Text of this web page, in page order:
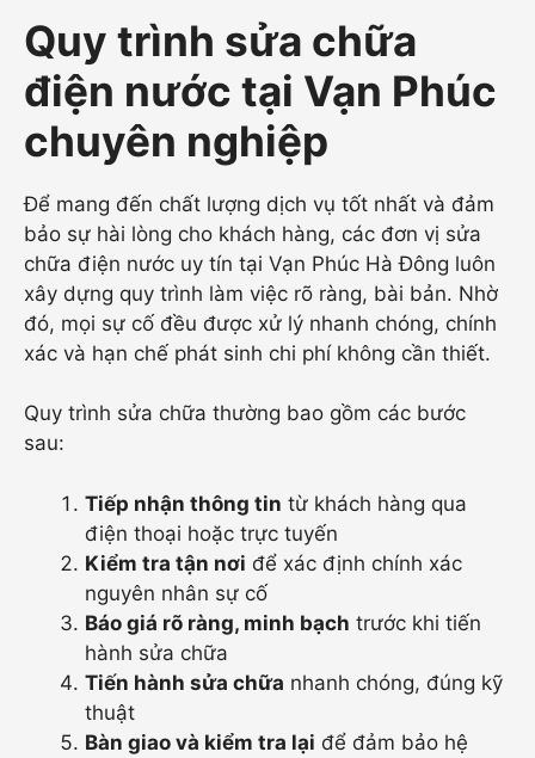
Quy trình sửa chữa
điện nước tại Vạn Phúc
chuyên nghiệp
Để mang đến chất lượng dịch vụ tốt nhất và đảm
bảo sự hài lòng cho khách hàng, các đơn vị sửa
chữa điện nước uy tín tại Vạn Phúc Hà Đông luôn
xây dựng quy trình làm việc rõ ràng, bài bản. Nhờ
đó, mọi sự cố đều được xử lý nhanh chóng, chính
xác và hạn chế phát sinh chi phí không cần thiết.
Quy trình sửa chữa thường bao gồm các bước
sau:
Tiếp nhận thông tin từ khách hàng qua
điện thoại hoặc trực tuyến
Kiểm tra tận nơi để xác định chính xác
nguyên nhân sự cố
Báo giá rõ ràng, minh bạch trước khi tiến
hành sửa chữa
Tiến hành sửa chữa nhanh chóng, đúng kỹ
thuật
Bàn giao và kiểm tra lại để đảm bảo hệ